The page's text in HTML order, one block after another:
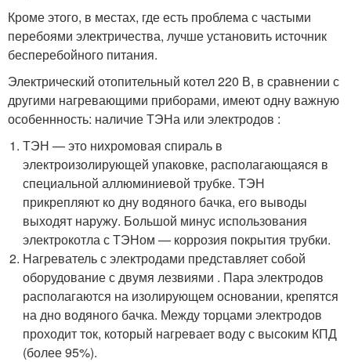
Кроме этого, в местах, где есть проблема с частыми
перебоями электричества, лучше установить источник
бесперебойного питания.
Электрический отопительный котел 220 В, в сравнении с
другими нагревающими приборами, имеют одну важную
особеннность: наличие ТЭНа или электродов :
ТЭН — это нихромовая спираль в
электроизолирующей упаковке, располагающаяся в
специальной аллюминиевой трубке. ТЭН
прикрепляют ко дну водяного бачка, его выводы
выходят наружу. Большой минус использования
электрокотла с ТЭНом — коррозия покрытия трубки.
Нагреватель с электродами представляет собой
оборудование с двумя лезвиями . Пара электродов
располагаются на изолирующем основании, крепятся
на дно водяного бачка. Между торцами электродов
проходит ток, который нагревает воду с высоким КПД
(более 95%).